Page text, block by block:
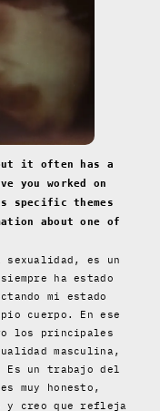
it often has a
you worked on
specific themes
about one of
es un
ha estado
mi estado
cuerpo. En ese
los principales
masculina,
un trabajo del
muy honesto,
y creo que refleja